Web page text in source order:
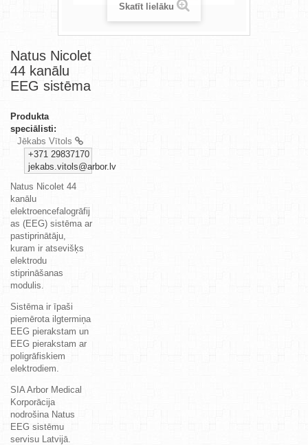
Skatīt lielāku
Natus Nicolet
44 kanālu
EEG sistēma
Produkta
speciālisti:
Jēkabs Vītols
+371 29837170
jekabs.vitols@arbor.lv
Natus Nicolet 44
kanālu
elektroencefalogrāfij
as (EEG) sistēma ar
pastiprinātāju,
kuram ir atsevišķs
elektrodu
stiprināšanas
modulis.
Sistēma ir īpaši
piemērota ilgtermiņa
EEG pierakstam un
EEG pierakstam ar
poligrāfiskiem
elektrodiem.
SIA Arbor Medical
Korporācija
nodrošina Natus
EEG sistēmu
servisu Latvijā.